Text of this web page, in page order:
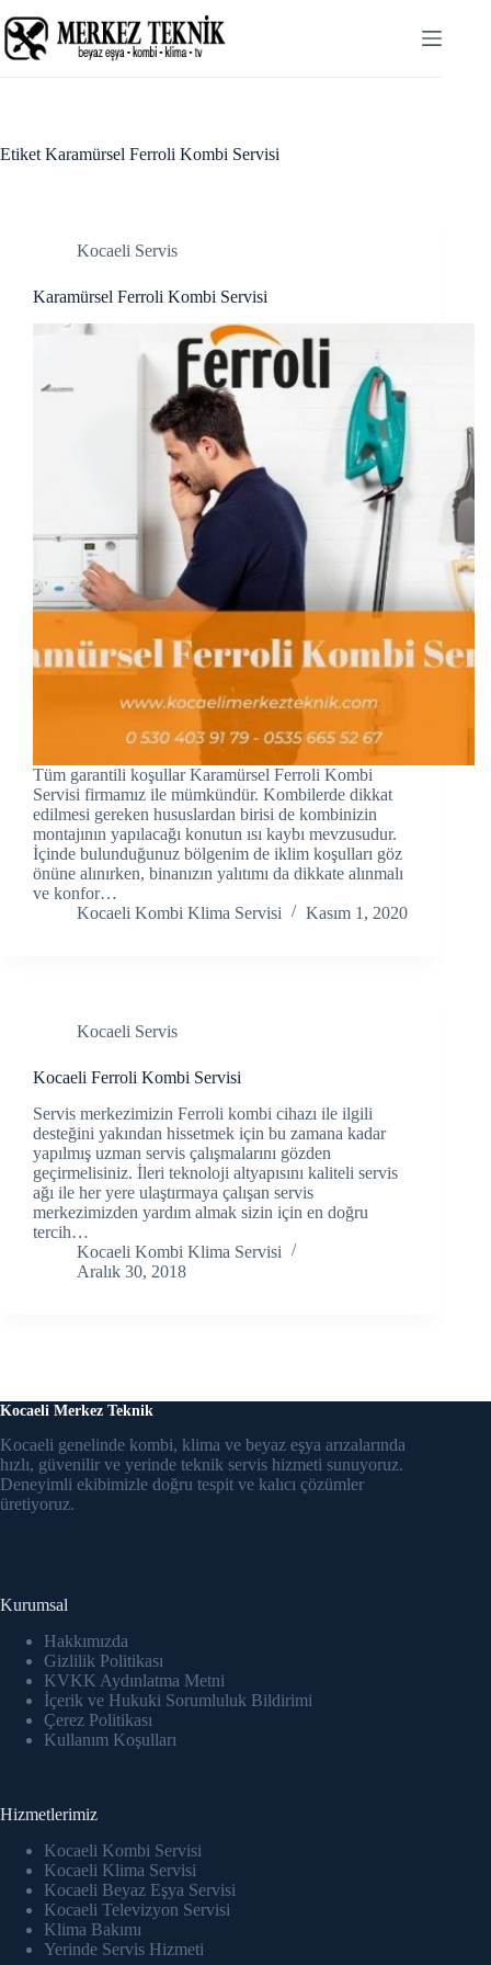
Hacklink panel
Hacklink
Hacklink panel
Hacklink panel
Hacklink panel
Hacklink Panel
Hacklink panel
Hacklink panel
Hacklink panel
Hacklink panel
Hacklink Panel
Hacklink Panel
Hacklink panel
Hacklink panel
Hacklink panel
Hacklink panel
Hacklink panel
Hacklink panel
Hacklink panel
Hacklink panel
Hacklink panel
Hacklink panel
Hacklink panel
to
content
Etiket Karamürsel Ferroli Kombi Servisi
Kocaeli Servis
Karamürsel Ferroli Kombi Servisi
Tüm garantili koşullar Karamürsel Ferroli Kombi
Servisi firmamız ile mümkündür. Kombilerde dikkat
edilmesi gereken hususlardan birisi de kombinizin
montajının yapılacağı konutun ısı kaybı mevzusudur.
İçinde bulunduğunuz bölgenim de iklim koşulları göz
önüne alınırken, binanızın yalıtımı da dikkate alınmalı
ve konfor…
Kocaeli Kombi Klima Servisi
Kasım 1, 2020
Kocaeli Servis
Kocaeli Ferroli Kombi Servisi
Servis merkezimizin Ferroli kombi cihazı ile ilgili
desteğini yakından hissetmek için bu zamana kadar
yapılmış uzman servis çalışmalarını gözden
geçirmelisiniz. İleri teknoloji altyapısını kaliteli servis
ağı ile her yere ulaştırmaya çalışan servis
merkezimizden yardım almak sizin için en doğru
tercih…
Kocaeli Kombi Klima Servisi
Aralık 30, 2018
Kocaeli Merkez Teknik
Kocaeli genelinde kombi, klima ve beyaz eşya arızalarında
hızlı, güvenilir ve yerinde teknik servis hizmeti sunuyoruz.
Deneyimli ekibimizle doğru tespit ve kalıcı çözümler
üretiyoruz.
Kurumsal
Hakkımızda
Gizlilik Politikası
KVKK Aydınlatma Metni
İçerik ve Hukuki Sorumluluk Bildirimi
Çerez Politikası
Kullanım Koşulları
Hizmetlerimiz
Kocaeli Kombi Servisi
Kocaeli Klima Servisi
Kocaeli Beyaz Eşya Servisi
Kocaeli Televizyon Servisi
Klima Bakımı
Yerinde Servis Hizmeti